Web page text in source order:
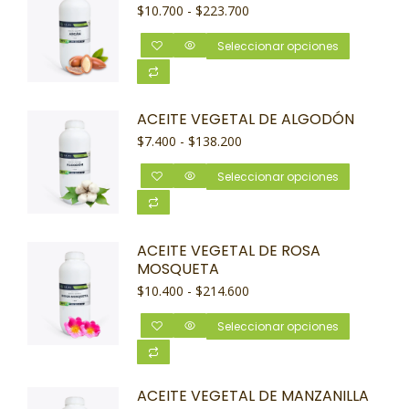
$10.700 - $223.700
Seleccionar opciones
ACEITE VEGETAL DE ALGODÓN
$7.400 - $138.200
Seleccionar opciones
ACEITE VEGETAL DE ROSA
MOSQUETA
$10.400 - $214.600
Seleccionar opciones
ACEITE VEGETAL DE MANZANILLA